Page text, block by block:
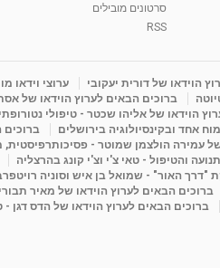
סרטונים מובילים
RSS
הוידאו של דורית יעקובי ערוצי וידאו
ברוכים הבאים לערוץ הוידאו של
הוידאו של אליהו שכטר - טיפולי
אחד ובקינסיולוגיה בירושלים
ברוכים
של עמירה הולצמן שמוטר -
והטיפול - טאי צ'י וצ'י קונג בהרצליה
"דרך האור" - שמואל בן איש וסוניה
ברוכים הבאים לערוץ הוידאו של מאיר
ברוכים הבאים לערוץ הוידאו של הדס דגן